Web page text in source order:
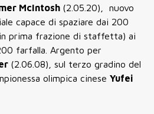
McIntosh (2.05.20), nuovo
capace di spaziare dai 200
prima frazione di staffetta) ai
farfalla. Argento per
(2.06.08), sul terzo gradino del
olimpica cinese Yufei